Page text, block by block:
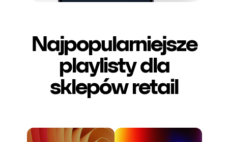
Najpopularniejsze
playlisty dla
sklepów retail